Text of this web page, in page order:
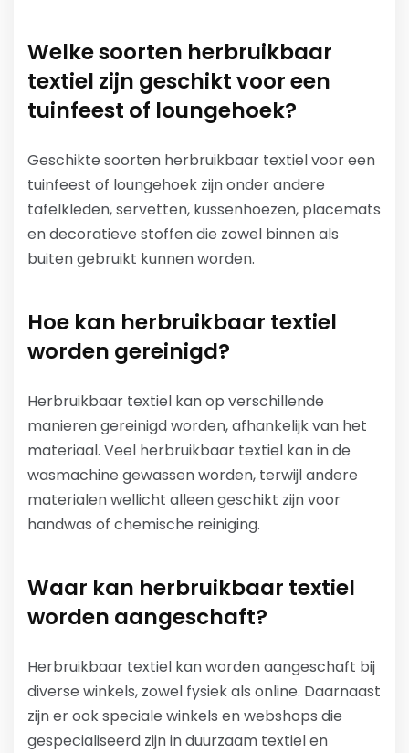
Welke soorten herbruikbaar
textiel zijn geschikt voor een
tuinfeest of loungehoek?
Geschikte soorten herbruikbaar textiel voor een
tuinfeest of loungehoek zijn onder andere
tafelkleden, servetten, kussenhoezen, placemats
en decoratieve stoffen die zowel binnen als
buiten gebruikt kunnen worden.
Hoe kan herbruikbaar textiel
worden gereinigd?
Herbruikbaar textiel kan op verschillende
manieren gereinigd worden, afhankelijk van het
materiaal. Veel herbruikbaar textiel kan in de
wasmachine gewassen worden, terwijl andere
materialen wellicht alleen geschikt zijn voor
handwas of chemische reiniging.
Waar kan herbruikbaar textiel
worden aangeschaft?
Herbruikbaar textiel kan worden aangeschaft bij
diverse winkels, zowel fysiek als online. Daarnaast
zijn er ook speciale winkels en webshops die
gespecialiseerd zijn in duurzaam textiel en